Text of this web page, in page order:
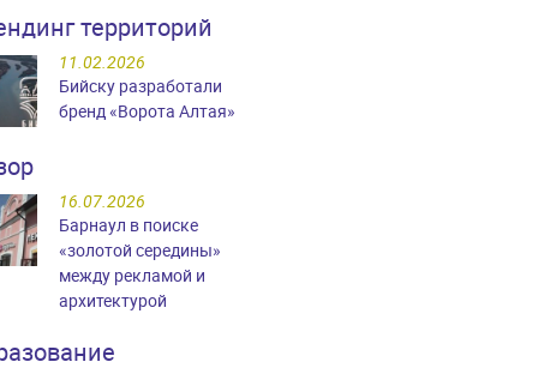
территорий
11.02.2026
Бийску разработали
бренд «Ворота Алтая»
16.07.2026
Барнаул в поиске
«золотой середины»
между рекламой и
архитектурой